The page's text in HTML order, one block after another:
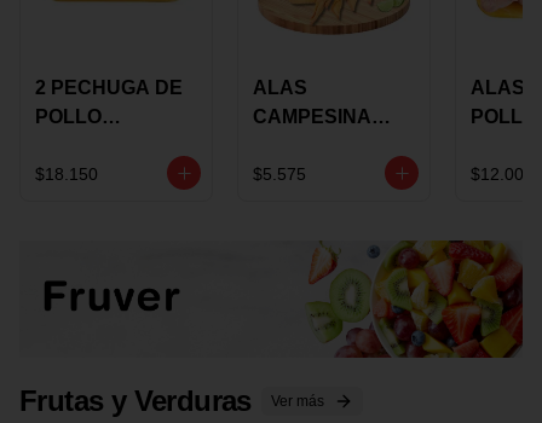
2 PECHUGA DE
POLLO
MARINADA X
$18.150
ALAS
CAMPESINA
COSTILLAR A
$5.575
ALAS
POLLO
$12.000
Frutas y Verduras Ver más